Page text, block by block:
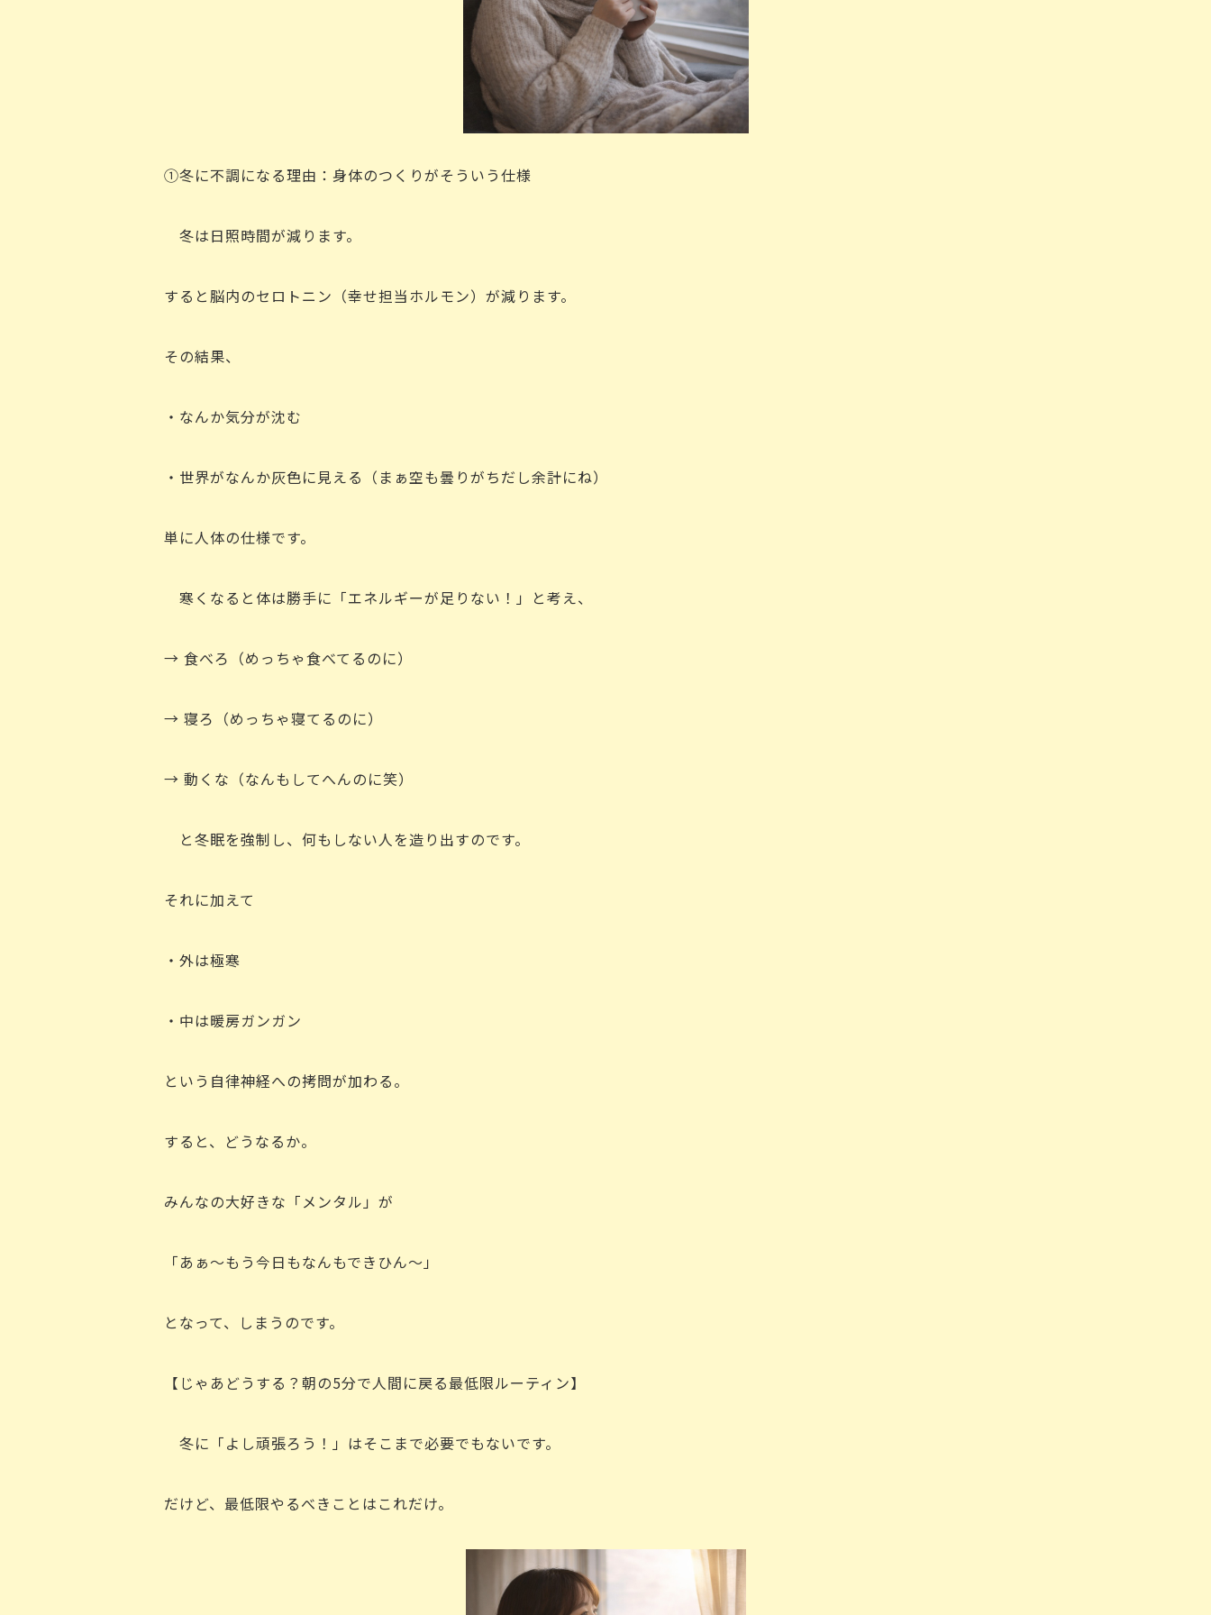
①冬に不調になる理由：身体のつくりがそういう仕様
冬は日照時間が減ります。
すると脳内のセロトニン（幸せ担当ホルモン）が減ります。
その結果、
・なんか気分が沈む
・世界がなんか灰色に見える（まぁ空も曇りがちだし余計にね）
単に人体の仕様です。
寒くなると体は勝手に「エネルギーが足りない！」と考え、
→ 食べろ（めっちゃ食べてるのに）
→ 寝ろ（めっちゃ寝てるのに）
→ 動くな（なんもしてへんのに笑）
と冬眠を強制し、何もしない人を造り出すのです。
それに加えて
・外は極寒
・中は暖房ガンガン
という自律神経への拷問が加わる。
すると、どうなるか。
みんなの大好きな「メンタル」が
「あぁ～もう今日もなんもできひん～」
となって、しまうのです。
【じゃあどうする？朝の5分で人間に戻る最低限ルーティン】
冬に「よし頑張ろう！」はそこまで必要でもないです。
だけど、最低限やるべきことはこれだけ。